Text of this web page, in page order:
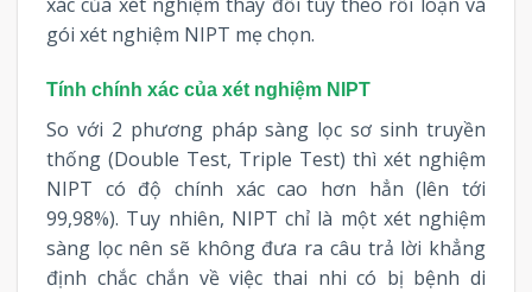
gói xét nghiệm NIPT mẹ chọn.
Tính chính xác của xét nghiệm NIPT
So với 2 phương pháp sàng lọc sơ sinh truyền
thống (Double Test, Triple Test) thì xét nghiệm
NIPT có độ chính xác cao hơn hẳn (lên tới
99,98%). Tuy nhiên, NIPT chỉ là một xét nghiệm
sàng lọc nên sẽ không đưa ra câu trả lời khẳng
định chắc chắn về việc thai nhi có bị bệnh di